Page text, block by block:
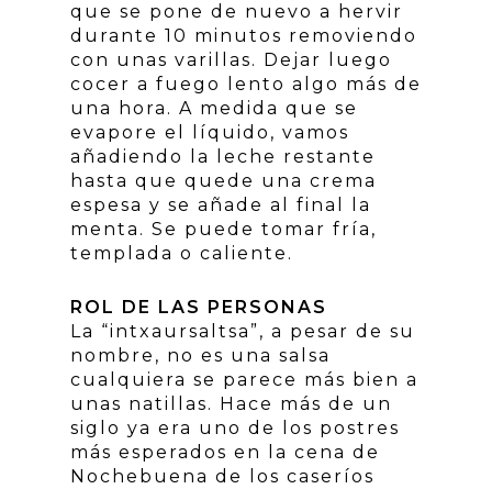
que se pone de nuevo a hervir
durante 10 minutos removiendo
con unas varillas. Dejar luego
cocer a fuego lento algo más de
una hora. A medida que se
evapore el líquido, vamos
añadiendo la leche restante
hasta que quede una crema
espesa y se añade al final la
menta. Se puede tomar fría,
templada o caliente.
ROL DE LAS PERSONAS
La “intxaursaltsa”, a pesar de su
nombre, no es una salsa
cualquiera se parece más bien a
unas natillas. Hace más de un
siglo ya era uno de los postres
más esperados en la cena de
Nochebuena de los caseríos